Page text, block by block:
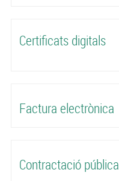
Certificats digitals
Factura electrònica
Contractació pública